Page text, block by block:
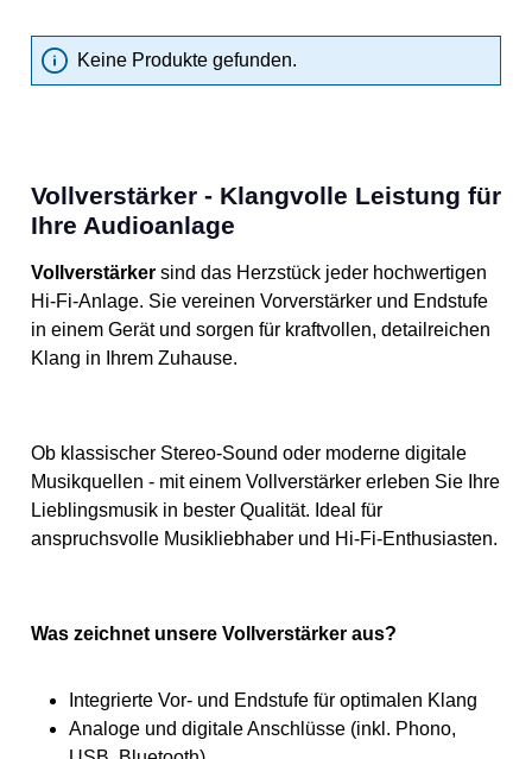
Keine Produkte gefunden.
Vollverstärker - Klangvolle Leistung für
Ihre Audioanlage
Vollverstärker sind das Herzstück jeder hochwertigen
Hi-Fi-Anlage. Sie vereinen Vorverstärker und Endstufe
in einem Gerät und sorgen für kraftvollen, detailreichen
Klang in Ihrem Zuhause.
Ob klassischer Stereo-Sound oder moderne digitale
Musikquellen - mit einem Vollverstärker erleben Sie Ihre
Lieblingsmusik in bester Qualität. Ideal für
anspruchsvolle Musikliebhaber und Hi-Fi-Enthusiasten.
Was zeichnet unsere Vollverstärker aus?
Integrierte Vor- und Endstufe für optimalen Klang
Analoge und digitale Anschlüsse (inkl. Phono,